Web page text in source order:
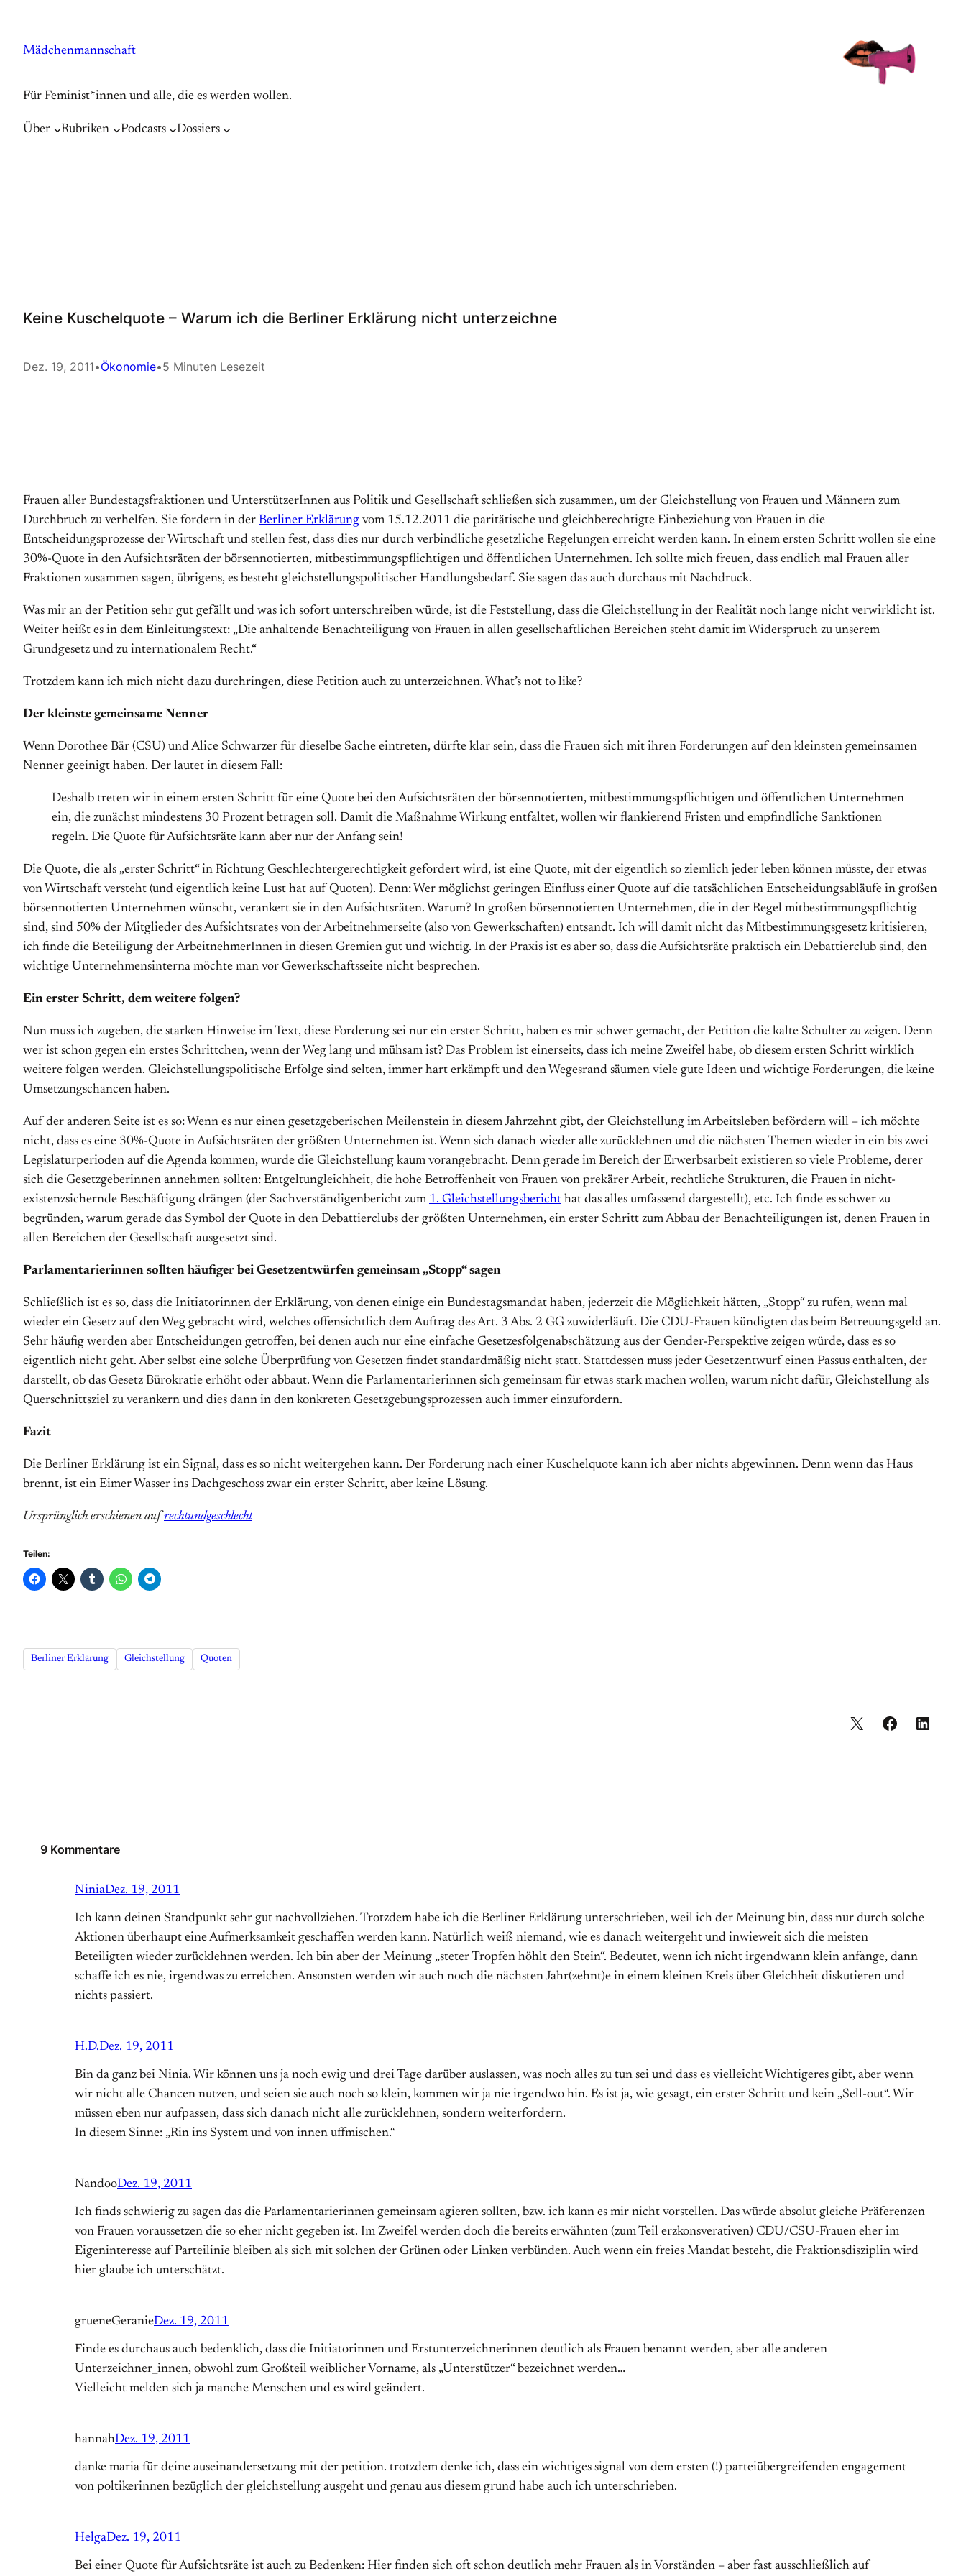
springen
Mädchenmannschaft
Für Feminist*innen und alle, die es werden wollen.
Über Rubriken Podcasts Dossiers
Keine Kuschelquote – Warum ich die Berliner Erklärung nicht unterzeichne
Dez. 19, 2011•Ökonomie•5 Minuten Lesezeit
Frauen aller Bundestagsfraktionen und UnterstützerInnen aus Politik und Gesellschaft schließen sich zusammen, um der Gleichstellung von Frauen und Männern zum
Durchbruch zu verhelfen. Sie fordern in der Berliner Erklärung vom 15.12.2011 die paritätische und gleichberechtigte Einbeziehung von Frauen in die
Entscheidungsprozesse der Wirtschaft und stellen fest, dass dies nur durch verbindliche gesetzliche Regelungen erreicht werden kann. In einem ersten Schritt wollen sie eine
30%-Quote in den Aufsichtsräten der börsennotierten, mitbestimmungspflichtigen und öffentlichen Unternehmen. Ich sollte mich freuen, dass endlich mal Frauen aller
Fraktionen zusammen sagen, übrigens, es besteht gleichstellungspolitischer Handlungsbedarf. Sie sagen das auch durchaus mit Nachdruck.
Was mir an der Petition sehr gut gefällt und was ich sofort unterschreiben würde, ist die Feststellung, dass die Gleichstellung in der Realität noch lange nicht verwirklicht ist.
Weiter heißt es in dem Einleitungstext: „Die anhaltende Benachteiligung von Frauen in allen gesellschaftlichen Bereichen steht damit im Widerspruch zu unserem
Grundgesetz und zu internationalem Recht.“
Trotzdem kann ich mich nicht dazu durchringen, diese Petition auch zu unterzeichnen. What’s not to like?
Der kleinste gemeinsame Nenner
Wenn Dorothee Bär (CSU) und Alice Schwarzer für dieselbe Sache eintreten, dürfte klar sein, dass die Frauen sich mit ihren Forderungen auf den kleinsten gemeinsamen
Nenner geeinigt haben. Der lautet in diesem Fall:
Deshalb treten wir in einem ersten Schritt für eine Quote bei den Aufsichtsräten der börsennotierten, mitbestimmungspflichtigen und öffentlichen Unternehmen
ein, die zunächst mindestens 30 Prozent betragen soll. Damit die Maßnahme Wirkung entfaltet, wollen wir flankierend Fristen und empfindliche Sanktionen
regeln. Die Quote für Aufsichtsräte kann aber nur der Anfang sein!
Die Quote, die als „erster Schritt“ in Richtung Geschlechtergerechtigkeit gefordert wird, ist eine Quote, mit der eigentlich so ziemlich jeder leben können müsste, der etwas
von Wirtschaft versteht (und eigentlich keine Lust hat auf Quoten). Denn: Wer möglichst geringen Einfluss einer Quote auf die tatsächlichen Entscheidungsabläufe in großen
börsennotierten Unternehmen wünscht, verankert sie in den Aufsichtsräten. Warum? In großen börsennotierten Unternehmen, die in der Regel mitbestimmungspflichtig
sind, sind 50% der Mitglieder des Aufsichtsrates von der Arbeitnehmerseite (also von Gewerkschaften) entsandt. Ich will damit nicht das Mitbestimmungsgesetz kritisieren,
ich finde die Beteiligung der ArbeitnehmerInnen in diesen Gremien gut und wichtig. In der Praxis ist es aber so, dass die Aufsichtsräte praktisch ein Debattierclub sind, den
wichtige Unternehmensinterna möchte man vor Gewerkschaftsseite nicht besprechen.
Ein erster Schritt, dem weitere folgen?
Nun muss ich zugeben, die starken Hinweise im Text, diese Forderung sei nur ein erster Schritt, haben es mir schwer gemacht, der Petition die kalte Schulter zu zeigen. Denn
wer ist schon gegen ein erstes Schrittchen, wenn der Weg lang und mühsam ist? Das Problem ist einerseits, dass ich meine Zweifel habe, ob diesem ersten Schritt wirklich
weitere folgen werden. Gleichstellungspolitische Erfolge sind selten, immer hart erkämpft und den Wegesrand säumen viele gute Ideen und wichtige Forderungen, die keine
Umsetzungschancen haben.
Auf der anderen Seite ist es so: Wenn es nur einen gesetzgeberischen Meilenstein in diesem Jahrzehnt gibt, der Gleichstellung im Arbeitsleben befördern will – ich möchte
nicht, dass es eine 30%-Quote in Aufsichtsräten der größten Unternehmen ist. Wenn sich danach wieder alle zurücklehnen und die nächsten Themen wieder in ein bis zwei
Legislaturperioden auf die Agenda kommen, wurde die Gleichstellung kaum vorangebracht. Denn gerade im Bereich der Erwerbsarbeit existieren so viele Probleme, derer
sich die Gesetzgeberinnen annehmen sollten: Entgeltungleichheit, die hohe Betroffenheit von Frauen von prekärer Arbeit, rechtliche Strukturen, die Frauen in nicht-
existenzsichernde Beschäftigung drängen (der Sachverständigenbericht zum 1. Gleichstellungsbericht hat das alles umfassend dargestellt), etc. Ich finde es schwer zu
begründen, warum gerade das Symbol der Quote in den Debattierclubs der größten Unternehmen, ein erster Schritt zum Abbau der Benachteiligungen ist, denen Frauen in
allen Bereichen der Gesellschaft ausgesetzt sind.
Parlamentarierinnen sollten häufiger bei Gesetzentwürfen gemeinsam „Stopp“ sagen
Schließlich ist es so, dass die Initiatorinnen der Erklärung, von denen einige ein Bundestagsmandat haben, jederzeit die Möglichkeit hätten, „Stopp“ zu rufen, wenn mal
wieder ein Gesetz auf den Weg gebracht wird, welches offensichtlich dem Auftrag des Art. 3 Abs. 2 GG zuwiderläuft. Die CDU-Frauen kündigten das beim Betreuungsgeld an.
Sehr häufig werden aber Entscheidungen getroffen, bei denen auch nur eine einfache Gesetzesfolgenabschätzung aus der Gender-Perspektive zeigen würde, dass es so
eigentlich nicht geht. Aber selbst eine solche Überprüfung von Gesetzen findet standardmäßig nicht statt. Stattdessen muss jeder Gesetzentwurf einen Passus enthalten, der
darstellt, ob das Gesetz Bürokratie erhöht oder abbaut. Wenn die Parlamentarierinnen sich gemeinsam für etwas stark machen wollen, warum nicht dafür, Gleichstellung als
Querschnittsziel zu verankern und dies dann in den konkreten Gesetzgebungsprozessen auch immer einzufordern.
Fazit
Die Berliner Erklärung ist ein Signal, dass es so nicht weitergehen kann. Der Forderung nach einer Kuschelquote kann ich aber nichts abgewinnen. Denn wenn das Haus
brennt, ist ein Eimer Wasser ins Dachgeschoss zwar ein erster Schritt, aber keine Lösung.
Ursprünglich erschienen auf rechtundgeschlecht
Teilen:
Berliner Erklärung Gleichstellung Quoten
9 Kommentare
NiniaDez. 19, 2011
Ich kann deinen Standpunkt sehr gut nachvollziehen. Trotzdem habe ich die Berliner Erklärung unterschrieben, weil ich der Meinung bin, dass nur durch solche
Aktionen überhaupt eine Aufmerksamkeit geschaffen werden kann. Natürlich weiß niemand, wie es danach weitergeht und inwieweit sich die meisten
Beteiligten wieder zurücklehnen werden. Ich bin aber der Meinung „steter Tropfen höhlt den Stein“. Bedeutet, wenn ich nicht irgendwann klein anfange, dann
schaffe ich es nie, irgendwas zu erreichen. Ansonsten werden wir auch noch die nächsten Jahr(zehnt)e in einem kleinen Kreis über Gleichheit diskutieren und
nichts passiert.
H.D.Dez. 19, 2011
Bin da ganz bei Ninia. Wir können uns ja noch ewig und drei Tage darüber auslassen, was noch alles zu tun sei und dass es vielleicht Wichtigeres gibt, aber wenn
wir nicht alle Chancen nutzen, und seien sie auch noch so klein, kommen wir ja nie irgendwo hin. Es ist ja, wie gesagt, ein erster Schritt und kein „Sell-out“. Wir
müssen eben nur aufpassen, dass sich danach nicht alle zurücklehnen, sondern weiterfordern.
In diesem Sinne: „Rin ins System und von innen uffmischen.“
NandooDez. 19, 2011
Ich finds schwierig zu sagen das die Parlamentarierinnen gemeinsam agieren sollten, bzw. ich kann es mir nicht vorstellen. Das würde absolut gleiche Präferenzen
von Frauen voraussetzen die so eher nicht gegeben ist. Im Zweifel werden doch die bereits erwähnten (zum Teil erzkonsverativen) CDU/CSU-Frauen eher im
Eigeninteresse auf Parteilinie bleiben als sich mit solchen der Grünen oder Linken verbünden. Auch wenn ein freies Mandat besteht, die Fraktionsdisziplin wird
hier glaube ich unterschätzt.
grueneGeranieDez. 19, 2011
Finde es durchaus auch bedenklich, dass die Initiatorinnen und Erstunterzeichnerinnen deutlich als Frauen benannt werden, aber alle anderen
Unterzeichner_innen, obwohl zum Großteil weiblicher Vorname, als „Unterstützer“ bezeichnet werden…
Vielleicht melden sich ja manche Menschen und es wird geändert.
hannahDez. 19, 2011
danke maria für deine auseinandersetzung mit der petition. trotzdem denke ich, dass ein wichtiges signal von dem ersten (!) parteiübergreifenden engagement
von poltikerinnen bezüglich der gleichstellung ausgeht und genau aus diesem grund habe auch ich unterschrieben.
HelgaDez. 19, 2011
Bei einer Quote für Aufsichtsräte ist auch zu Bedenken: Hier finden sich oft schon deutlich mehr Frauen als in Vorständen – aber fast ausschließlich auf